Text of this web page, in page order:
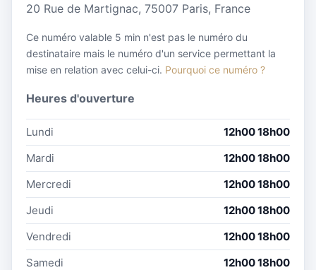
20 Rue de Martignac, 75007 Paris, France
Ce numéro valable 5 min n'est pas le numéro du
destinataire mais le numéro d'un service permettant la
mise en relation avec celui-ci. Pourquoi ce numéro ?
Heures d'ouverture
Lundi
12h00 18h00
Mardi
12h00 18h00
Mercredi
12h00 18h00
Jeudi
12h00 18h00
Vendredi
12h00 18h00
Samedi
12h00 18h00